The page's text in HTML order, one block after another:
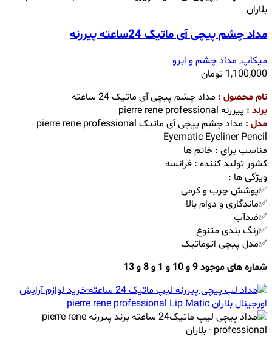
مداد چشم پیچی آی ماتیک 24ساعته پیررنه
میکاپ,مداد چشم و ابرو
1,100,000 تومان
نام محصول : مداد چشم پیچی آی ماتیک 24 ساعته
برند : پیررنه pierre rene professional
مدل :
مداد چشم پیچی آی ماتیک pierre rene professional
Eyematic Eyeliner Pencil
مناسب برای : خانم ها
کشور تولید کننده : فرانسه
ویژگی ها :
✅پوشش چرب و کرمی
✅ماندگاری و دوام بالا
✅ضدآب
✅رنگ بندی متنوع
✅مدل پیچی اتوماتیک
شماره های موجود 9 و 10 و 1 و 8 و 13